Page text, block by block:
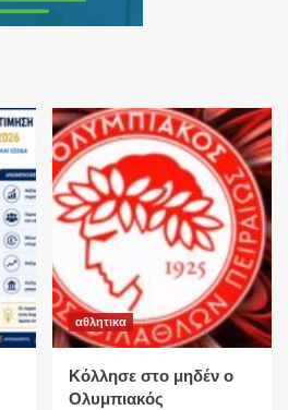
αθλητικα
Κόλλησε στο μηδέν ο
Ολυμπιακός